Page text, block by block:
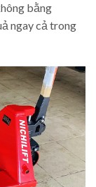
bằng
ngay cả trong